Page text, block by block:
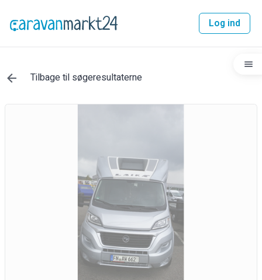
Log ind
Tilbage til søgeresultaterne